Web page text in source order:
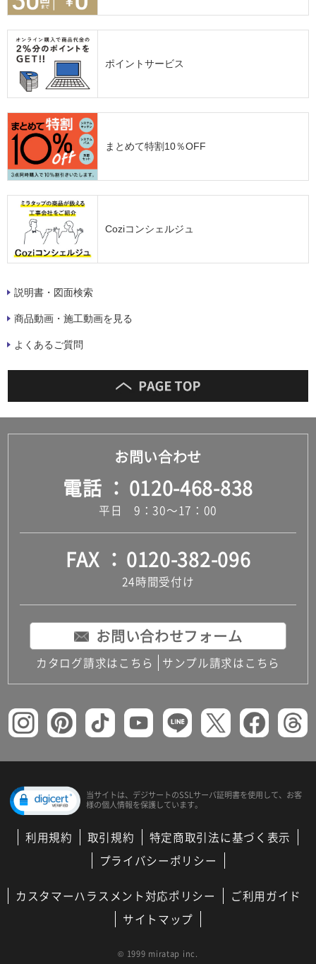
ポイントサービス
まとめて特割10％OFF
Coziコンシェルジュ
説明書・図面検索
商品動画・施工動画を見る
よくあるご質問
お問い合わせ
電話 0120-468-838
平日 9：30～17：00
FAX 0120-382-096
24時間受付け
お問い合わせフォーム
カタログ請求はこちら サンプル請求はこちら
当サイトは、デジサートのSSLサーバ証明書を使用して、 お客
様の個人情報を保護しています。
利用規約 取引規約
特定商取引法に基づく表示
プライバシーポリシー
カスタマーハラスメント対応ポリシー
ご利用ガイド
サイトマップ
© 1999 miratap inc.